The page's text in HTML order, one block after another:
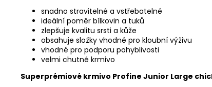
snadno stravitelné a vstřebatelné
ideální poměr bílkovin a tuků
zlepšuje kvalitu srsti a kůže
obsahuje složky vhodné pro kloubní výživu
vhodné pro podporu pohyblivosti
velmi chutné krmivo
Superprémiové krmivo Profine Junior Large